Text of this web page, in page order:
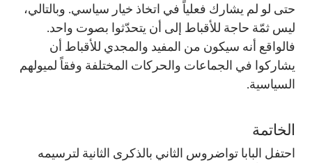
حتى لو لم يشارك فعلياً في اتخاذ خيار سياسي. وبالتالي،
ليس ثمّة حاجة للأقباط إلى أن يتحدّثوا بصوت واحد.
فالواقع أنه سيكون من المفيد والمجدي للأقباط أن
يشاركوا في الجماعات والحركات المختلفة وفقاً لميولهم
السياسية.
الخاتمة
احتفل البابا تواضروس الثاني بالذكرى الثانية لترسيمه